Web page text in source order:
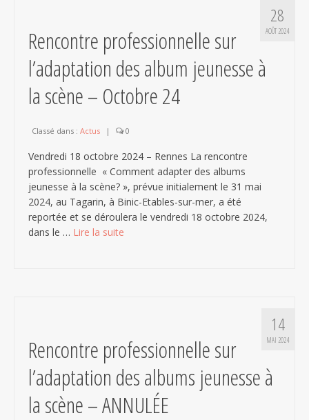
28
AOÛT 2024
Rencontre professionnelle sur
l’adaptation des album jeunesse à
la scène – Octobre 24
Classé dans : Actus | 0
Vendredi 18 octobre 2024 – Rennes La rencontre
professionnelle « Comment adapter des albums
jeunesse à la scène? », prévue initialement le 31 mai
2024, au Tagarin, à Binic-Etables-sur-mer, a été
reportée et se déroulera le vendredi 18 octobre 2024,
dans le … Lire la suite­­
14
MAI 2024
Rencontre professionnelle sur
l’adaptation des albums jeunesse à
la scène – ANNULÉE